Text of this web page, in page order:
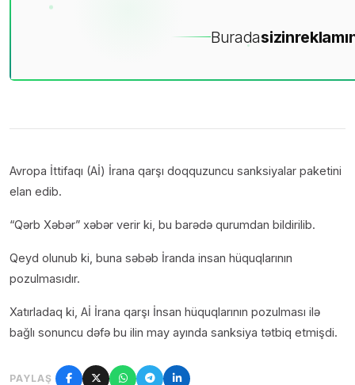
Buradasizin
Avropa İttifaqı (Aİ) İrana qarşı doqquzuncu sanksiyalar paketini
elan edib.
“Qərb Xəbər” xəbər verir ki, bu barədə qurumdan bildirilib.
Qeyd olunub ki, buna səbəb İranda insan hüquqlarının
pozulmasıdır.
Xatırladaq ki, Aİ İrana qarşı İnsan hüquqlarının pozulması ilə
bağlı sonuncu dəfə bu ilin may ayında sanksiya tətbiq etmişdi.
PAYLAŞ